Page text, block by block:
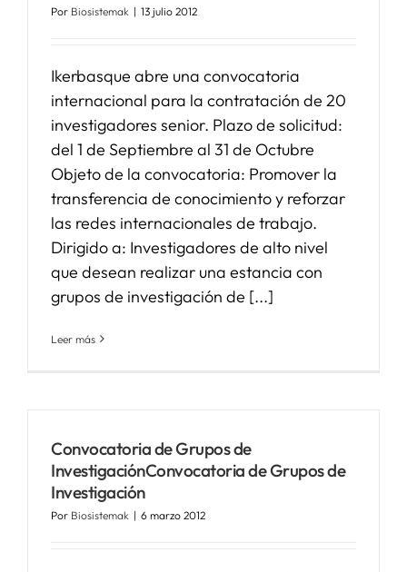
Por Biosistemak | 13 julio 2012
Ikerbasque abre una convocatoria
internacional para la contratación de 20
investigadores senior. Plazo de solicitud:
del 1 de Septiembre al 31 de Octubre
Objeto de la convocatoria: Promover la
transferencia de conocimiento y reforzar
las redes internacionales de trabajo.
Dirigido a: Investigadores de alto nivel
que desean realizar una estancia con
grupos de investigación de [...]
Leer más
Convocatoria de Grupos de
InvestigaciónConvocatoria de Grupos de
Investigación
Por Biosistemak | 6 marzo 2012